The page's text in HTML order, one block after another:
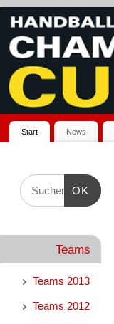
Start News
OK
Teams
Teams 2013
Teams 2012